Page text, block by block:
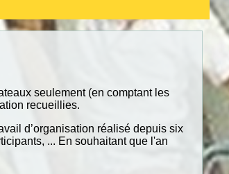
seulement (en comptant les
recueillies.
d’organisation réalisé depuis six
... En souhaitant que l'an